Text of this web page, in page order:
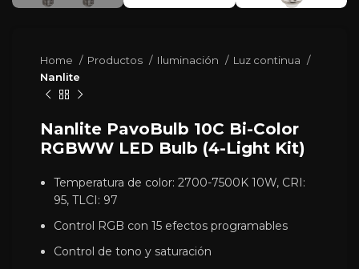
Home Productos Iluminación
Luz continua
Nanlite
Nanlite PavoBulb 10C Bi-Color
RGBWW LED Bulb (4-Light Kit)
Temperatura de color: 2700-7500K 10W, CRI:
95, TLCI: 97
Control RGB con 15 efectos programables
Control de tono y saturación